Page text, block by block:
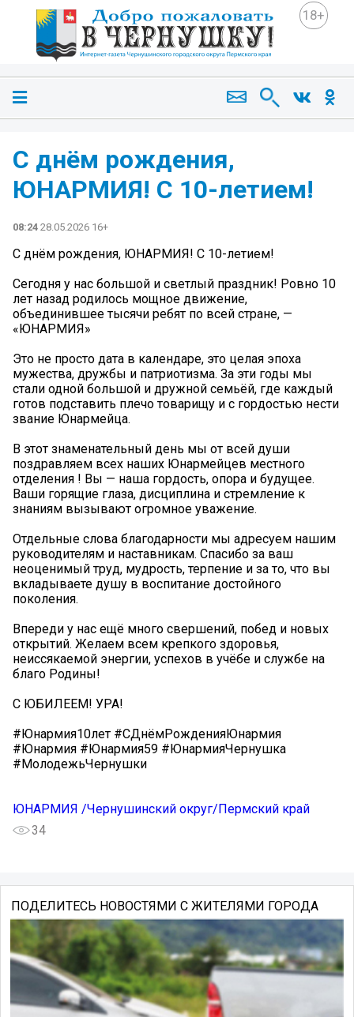
18+
С днём рождения,
ЮНАРМИЯ! С 10-летием!
08:24 28.05.2026 16+
С днём рождения, ЮНАРМИЯ! С 10-летием!
Сегодня у нас большой и светлый праздник! Ровно 10
лет назад родилось мощное движение,
объединившее тысячи ребят по всей стране, —
«ЮНАРМИЯ»
Это не просто дата в календаре, это целая эпоха
мужества, дружбы и патриотизма. За эти годы мы
стали одной большой и дружной семьёй, где каждый
готов подставить плечо товарищу и с гордостью нести
звание Юнармейца.
В этот знаменательный день мы от всей души
поздравляем всех наших Юнармейцев местного
отделения ! Вы — наша гордость, опора и будущее.
Ваши горящие глаза, дисциплина и стремление к
знаниям вызывают огромное уважение.
Отдельные слова благодарности мы адресуем нашим
руководителям и наставникам. Спасибо за ваш
неоценимый труд, мудрость, терпение и за то, что вы
вкладываете душу в воспитание достойного
поколения.
Впереди у нас ещё много свершений, побед и новых
открытий. Желаем всем крепкого здоровья,
неиссякаемой энергии, успехов в учёбе и службе на
благо Родины!
С ЮБИЛЕЕМ! УРА!
#Юнармия10лет #СДнёмРожденияЮнармия
#Юнармия #Юнармия59 #ЮнармияЧернушка
#МолодежьЧернушки
ЮНАРМИЯ /Чернушинский округ/Пермский край
34
ПОДЕЛИТЕСЬ НОВОСТЯМИ С ЖИТЕЛЯМИ ГОРОДА